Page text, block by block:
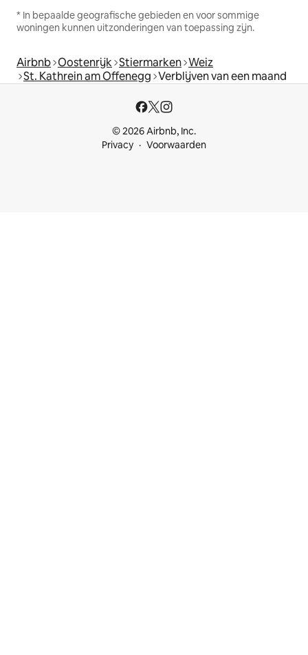
* In bepaalde geografische gebieden en voor sommige
woningen kunnen uitzonderingen van toepassing zijn.
Airbnb Oostenrijk Stiermarken Weiz
St. Kathrein am Offenegg Verblijven van een maand
© 2026 Airbnb, Inc.
Privacy
Voorwaarden